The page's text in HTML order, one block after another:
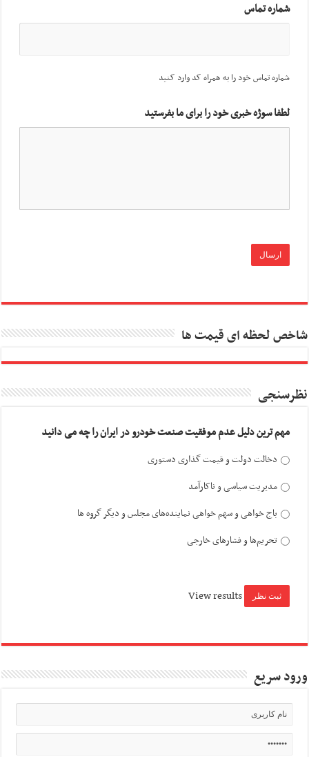
شماره تماس
شماره تماس خود را به همراه کد وارد کنید
لطفا سوژه خبری خود را برای ما بفرستید
شاخص لحظه ای قیمت ها
نظرسنجی
مهم ترین دلیل عدم موفقیت صنعت خودرو در ایران را چه می دانید
دخالت دولت و قیمت گذاری دستوری
مدیریت سیاسی و ناکارآمد
باج خواهی و سهم خواهی نماینده‌های مجلس و دیگر گروه ها
تحریم‌ها و فشارهای خارجی
View results
ورود سریع